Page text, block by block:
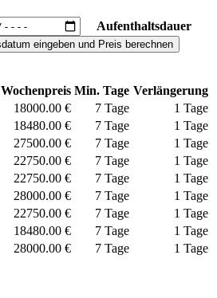
Aufenthaltsdauer
Wochenpreis Min. Tage Verlängerung
18000.00 € 7 Tage
1 Tage
18480.00 € 7 Tage
1 Tage
27500.00 € 7 Tage
1 Tage
22750.00 € 7 Tage
1 Tage
22750.00 € 7 Tage
1 Tage
28000.00 € 7 Tage
1 Tage
22750.00 € 7 Tage
1 Tage
18480.00 € 7 Tage
1 Tage
28000.00 € 7 Tage
1 Tage